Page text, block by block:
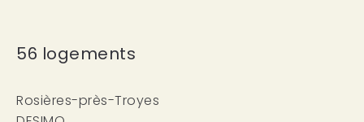
56 logements
Rosières-près-Troyes